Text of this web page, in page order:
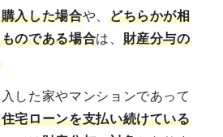
入した場合や、 どちらかが相
のである場合は、 財産分与の
した家やマンションであって
宅ローンを支払い続けている